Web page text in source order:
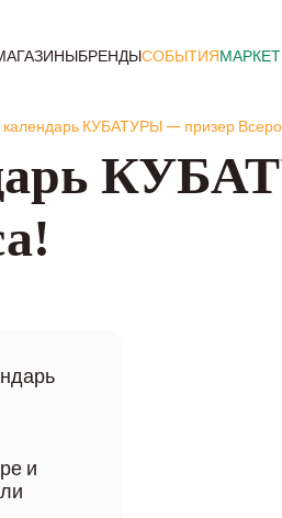
БРЕНДЫСОБЫТИЯ
календарь КУБАТУРЫ — призер
и